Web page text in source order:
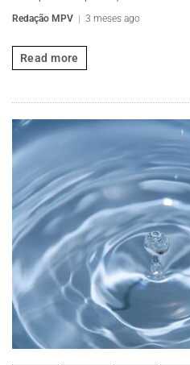
Redação MPV
3 meses ago
Read more